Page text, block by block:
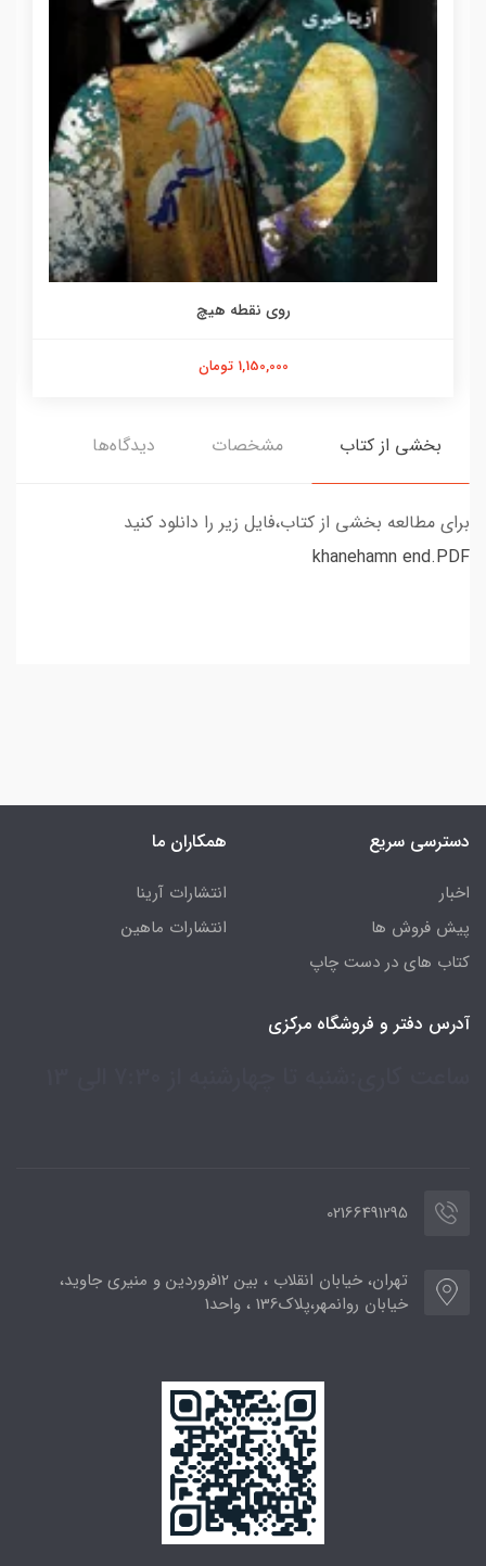
روی نقطه هیچ
1,150,000 تومان
بخشی از کتاب مشخصات دیدگاه‌ها
برای مطالعه بخشی از کتاب،فایل زیر را دانلود کنید
khanehamn end.PDF
دسترسی سریع
اخبار
پیش فروش ها
کتاب های در دست چاپ
همکاران ما
انتشارات آرینا
انتشارات ماهین
آدرس دفتر و فروشگاه مرکزی
02166491295
تهران، خیابان انقلاب ، بین 12فروردین و منیری جاوید،
خیابان روانمهر،پلاک136 ، واحد1